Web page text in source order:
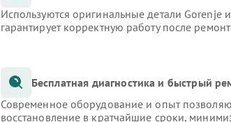
Используются оригинальные детали
гарантирует корректную работу после
Бесплатная диагностика и быстрый
Современное оборудование и опыт
восстановление в кратчайшие сроки,